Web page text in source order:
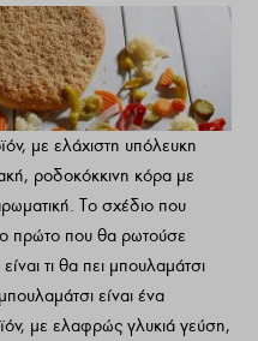
ΚΑΤΗΓΟΡΙΕΣ
Αρτοποιήματα,Ψωμί
με ελάχιστη υπόλευκη
ροδοκόκκινη κόρα με
Το σχέδιο που
πρώτο που θα ρωτούσε
τι θα πει μπουλαμάτσι
είναι ένα
με ελαφρώς γλυκιά γεύση,